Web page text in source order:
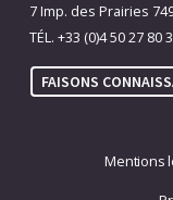
7 Imp. des Prairies
TÉL. +33 (0)4 50 27 80
FAISONS
Mentions